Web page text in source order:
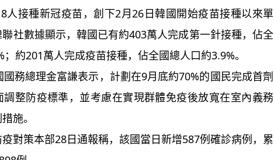
人接種新冠疫苗，創下2月26日韓國開始疫苗接種以來單
社數據顯示，韓國已有約403萬人完成第一針接種，佔全
約201萬人完成疫苗接種，佔全國總人口約3.9%。
總理金富謙表示，計劃在9月底約70%的國民完成首劑
調整防疫標準，並考慮在實現群體免疫後放寬在室內義務
施。
策本部28日通報稱，該國當日新增587例確診病例，累